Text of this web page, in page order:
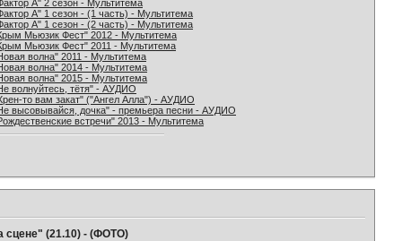
А" 2 сезон - Мультитема
А" 1 сезон - (1 часть) - Мультитема
А" 1 сезон - (2 часть) - Мультитема
Мьюзик Фест" 2012 - Мультитема
Мьюзик Фест" 2011 - Мультитема
волна" 2011 - Мультитема
волна" 2014 - Мультитема
волна" 2015 - Мультитема
волнуйтесь, тётя" - АУДИО
то вам закат" ("Ангел Алла") - АУДИО
высовывайся, дочка" - премьера песни - АУДИО
встречи" 2013 - Мультитема
сцене" (21.10) - (ФОТО)